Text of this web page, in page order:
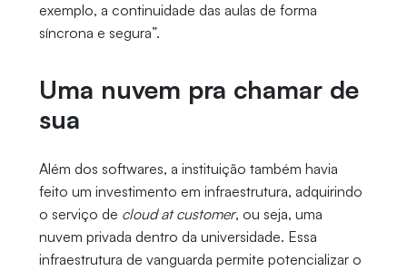
exemplo, a continuidade das aulas de forma
síncrona e segura”.
Uma nuvem pra chamar de
sua
Além dos softwares, a instituição também havia
feito um investimento em infraestrutura, adquirindo
o serviço de cloud at customer, ou seja, uma
nuvem privada dentro da universidade. Essa
infraestrutura de vanguarda permite potencializar o